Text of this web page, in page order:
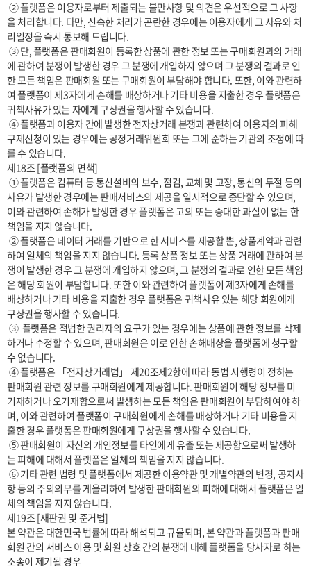
을 처리합니다. 다만, 신속한 처리가 곤란한 경우에는 이용자에게 그 사유와 처
리일정을 즉시 통보해 드립니다.
에 관하여 분쟁이 발생한 경우 그 분쟁에 개입하지 않으며 그 분쟁의 결과로 인
한 모든 책임은 판매회원 또는 구매회원이 부담해야 합니다. 또한, 이와 관련하
여 플랫폼이 제3자에게 손해를 배상하거나 기타 비용을 지출한 경우 플랫폼은
귀책사유가 있는 자에게 구상권을 행사할 수 있습니다.
구제신청이 있는 경우에는 공정거래위원회 또는 그에 준하는 기관의 조정에 따
를 수 있습니다.
제18조 [플랫폼의 면책]
사유가 발생한 경우에는 판매서비스의 제공을 일시적으로 중단할 수 있으며,
이와 관련하여 손해가 발생한 경우 플랫폼은 고의 또는 중대한 과실이 없는 한
책임을 지지 않습니다.
하여 일체의 책임을 지지 않습니다. 등록 상품 정보 또는 상품 거래에 관하여 분
쟁이 발생한 경우 그 분쟁에 개입하지 않으며, 그 분쟁의 결과로 인한 모든 책임
은 해당 회원이 부담합니다. 또한 이와 관련하여 플랫폼이 제3자에게 손해를
배상하거나 기타 비용을 지출한 경우 플랫폼은 귀책사유 있는 해당 회원에게
구상권을 행사할 수 있습니다.
하거나 수정할 수 있으며, 판매회원은 이로 인한 손해배상을 플랫폼에 청구할
수 없습니다.
판매회원 관련 정보를 구매회원에게 제공합니다. 판매회원이 해당 정보를 미
기재하거나 오기재함으로써 발생하는 모든 책임은 판매회원이 부담하여야 하
며, 이와 관련하여 플랫폼이 구매회원에게 손해를 배상하거나 기타 비용을 지
출한 경우 플랫폼은 판매회원에게 구상권을 행사할 수 있습니다.
는 피해에 대해서 플랫폼은 일체의 책임을 지지 않습니다.
항 등의 주의의무를 게을리하여 발생한 판매회원의 피해에 대해서 플랫폼은 일
체의 책임을 지지 않습니다.
제19조 [재판권 및 준거법]
본 약관은 대한민국 법률에 따라 해석되고 규율되며, 본 약관과 플랫폼과 판매
회원 간의 서비스 이용 및 회원 상호 간의 분쟁에 대해 플랫폼을 당사자로 하는
소송이 제기될 경우